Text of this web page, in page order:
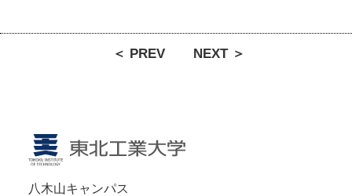
＜ PREV NEXT ＞
八木山キャンパス